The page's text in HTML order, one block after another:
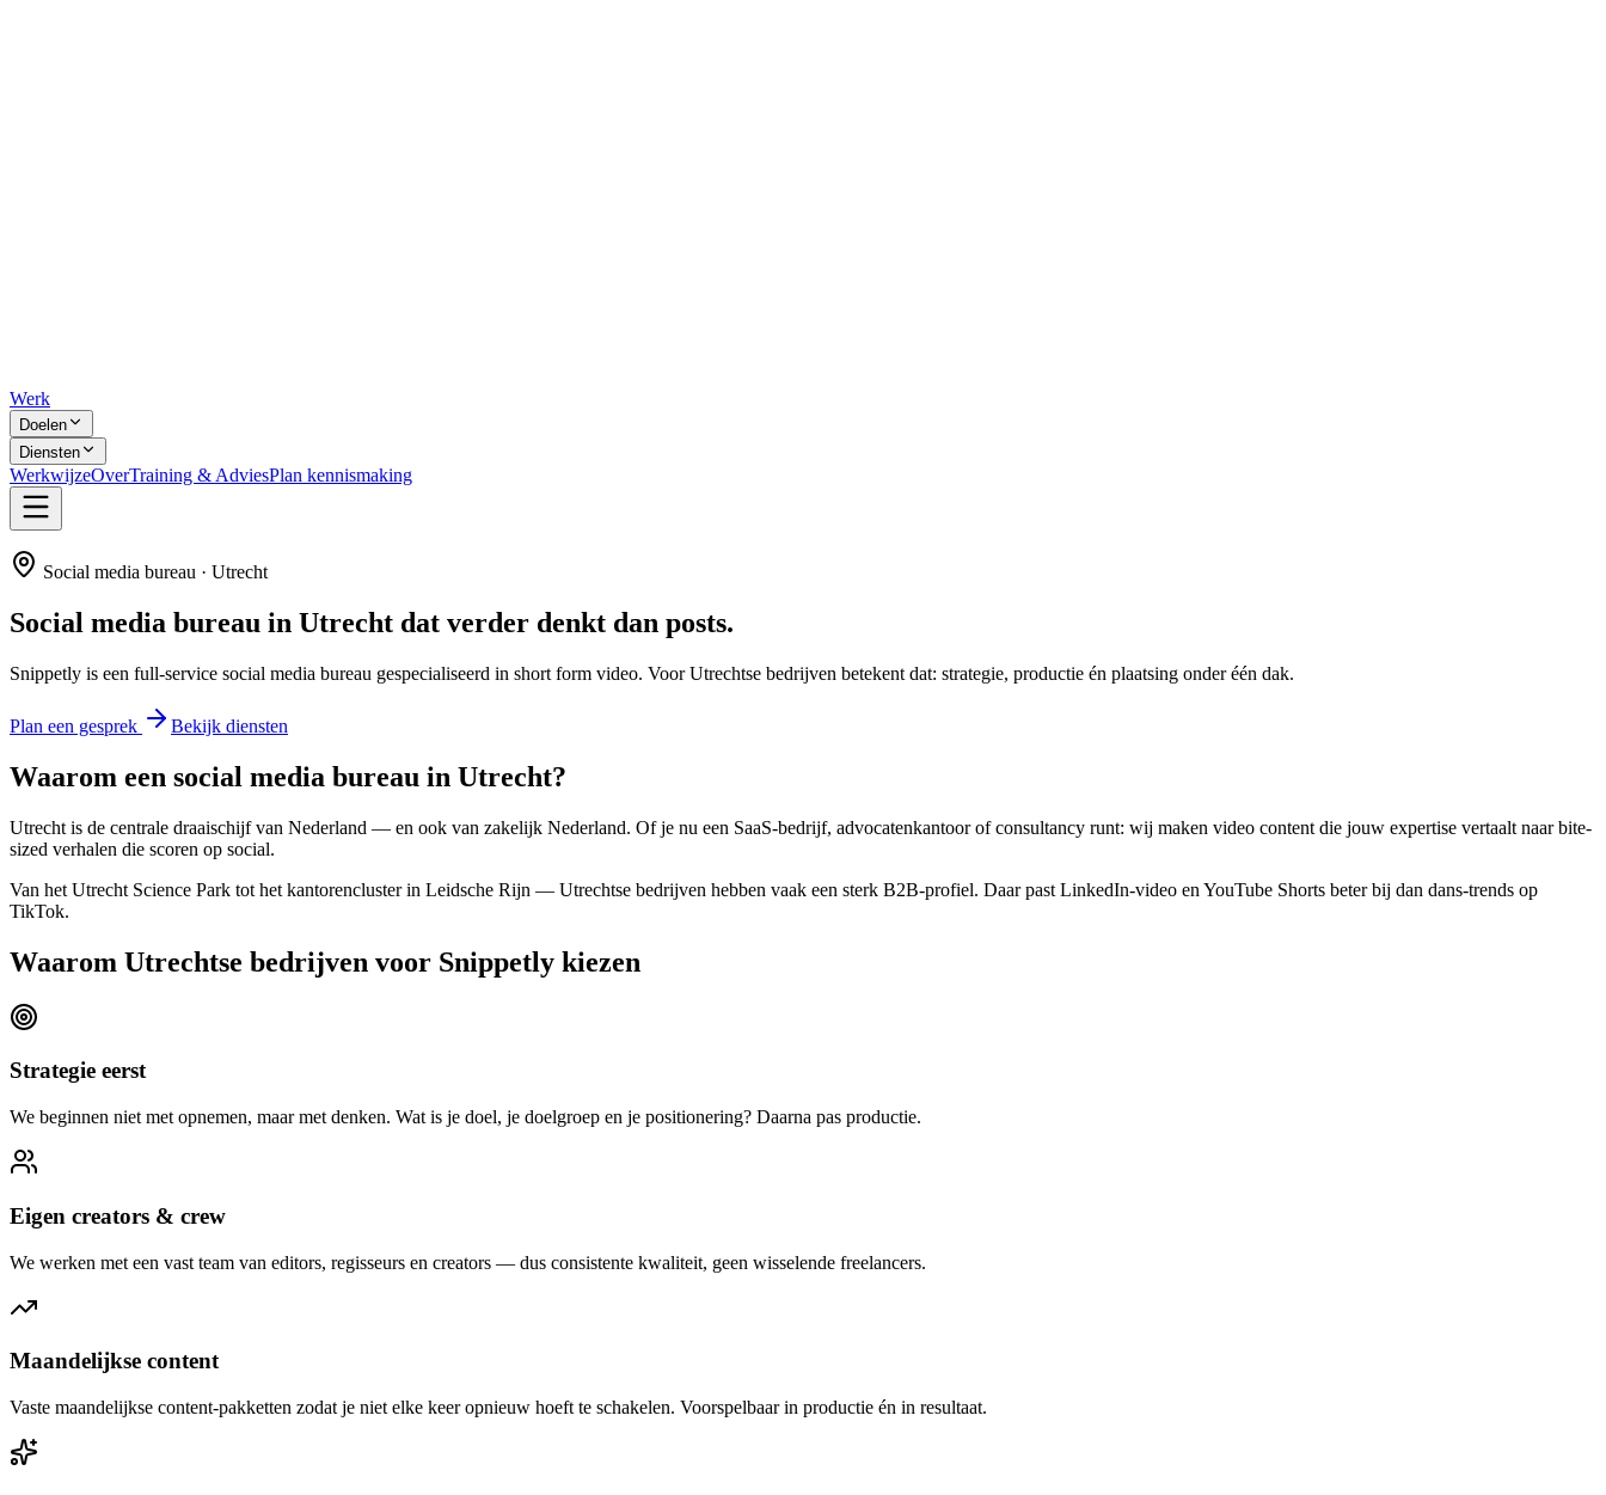
Werk
Doelen
Diensten
WerkwijzeOverTraining & AdviesPlan kennismaking
Social media bureau · Utrecht
Social media bureau in Utrecht dat verder denkt dan posts.
Snippetly is een full-service social media bureau gespecialiseerd in short form video. VoorUtrechtse bedrijven betekent dat: strategie, productie én plaatsing onder één dak.
Plan een gesprek Bekijk diensten
Waarom een social media bureau in Utrecht?
Utrecht is de centrale draaischijf van Nederland — en ook van zakelijk Nederland. Of je nu een SaaS-bedrijf, advocatenkantoor of consultancy runt: wij maken video content die jouw expertise vertaalt naar bite-
sized verhalen die scoren op social.
Van het Utrecht Science Park tot het kantorencluster in Leidsche Rijn — Utrechtse bedrijven hebben vaak een sterk B2B-profiel. Daar past LinkedIn-video en YouTube Shorts beter bij dan dans-trends op
TikTok.
Waarom Utrechtse bedrijven voor Snippetly kiezen
Strategie eerst
We beginnen niet met opnemen, maar met denken. Wat is je doel, je doelgroep en je positionering? Daarna pas productie.
Eigen creators & crew
We werken met een vast team van editors, regisseurs en creators — dus consistente kwaliteit, geen wisselende freelancers.
Maandelijkse content
Vaste maandelijkse content-pakketten zodat je niet elke keer opnieuw hoeft te schakelen. Voorspelbaar in productie én in resultaat.